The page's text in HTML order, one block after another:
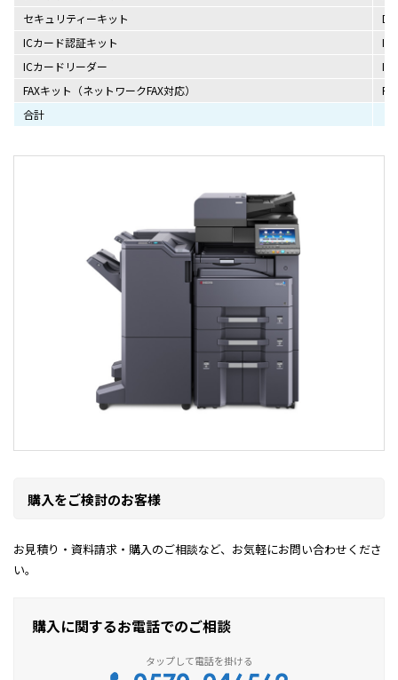
セキュリティーキット
ICカード認証キット
IC
ICカードリーダー
IC
FAXキット（ネットワークFAX対応）
合計
購入をご検討のお客様
お見積り・資料請求・購入のご相談など、お気軽にお問い合わせくださ
い。
購入に関するお電話でのご相談